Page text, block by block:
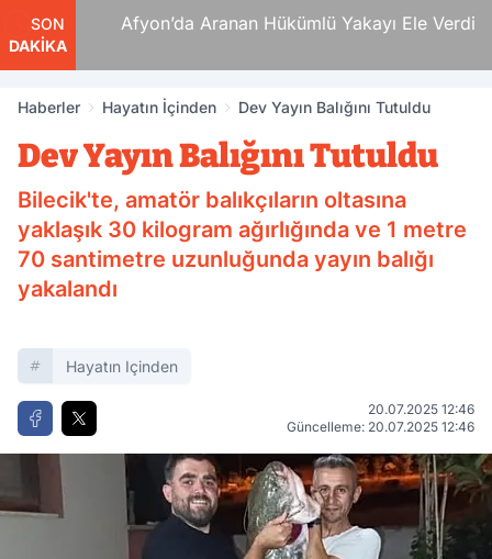
SON
DAKİKA
Afyon’da Aranan Hükümlü Yakayı Ele Verdi
Haberler Hayatın İçinden Dev Yayın Balığını Tutuldu
Dev Yayın Balığını Tutuldu
Bilecik'te, amatör balıkçıların oltasına
yaklaşık 30 kilogram ağırlığında ve 1 metre
70 santimetre uzunluğunda yayın balığı
yakalandı
Hayatın Içinden
20.07.2025 12:46
Güncelleme: 20.07.2025 12:46